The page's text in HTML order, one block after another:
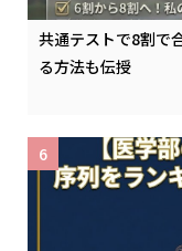
共通テストで8割で
る方法も伝授
6